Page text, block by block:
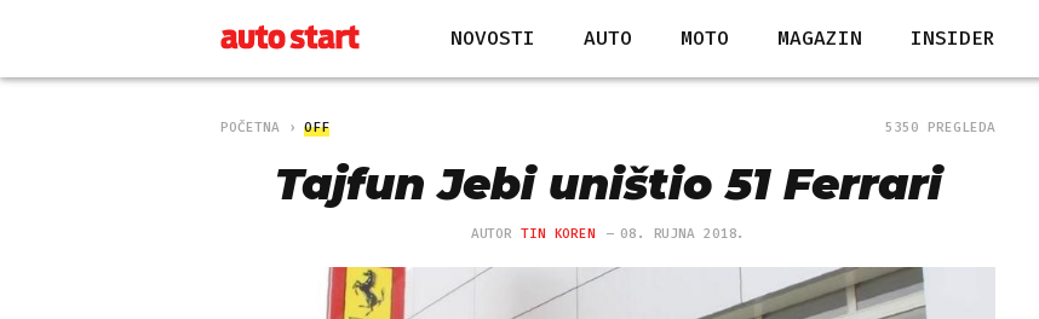
NOVOSTI AUTO MOTO MAGAZIN INSIDER
POČETNA OFF 5350 PREGLEDA
Tajfun Jebi uništio 51 Ferrari
AUTOR TIN KOREN 08. RUJNA 2018.